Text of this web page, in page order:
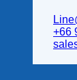
+66